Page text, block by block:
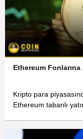
Ethereum
Kripto para
Ethereum tabanlı